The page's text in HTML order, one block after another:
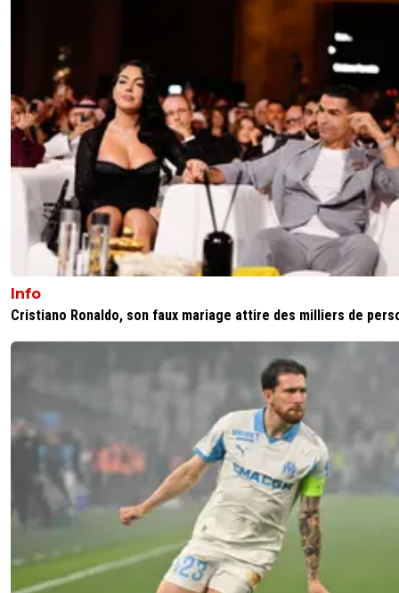
Info
Cristiano Ronaldo, son faux mariage attire des milliers de